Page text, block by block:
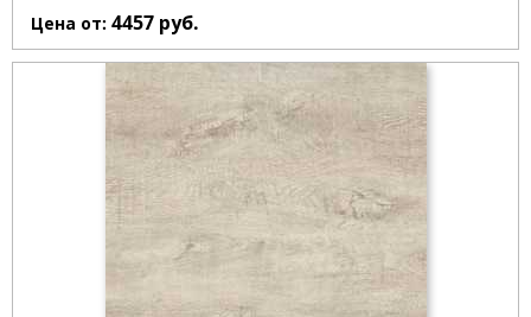
Цена от: 4457 руб.